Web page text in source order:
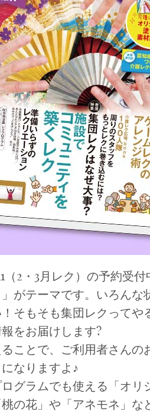
（2・3月レク）の予約受
がテーマです。いろんな
そもそも集団レクってや
をお届けします?
ことで、ご利用者さんの
なりますよ♪
グラムでも使える「オリ
の花」や「アネモネ」な